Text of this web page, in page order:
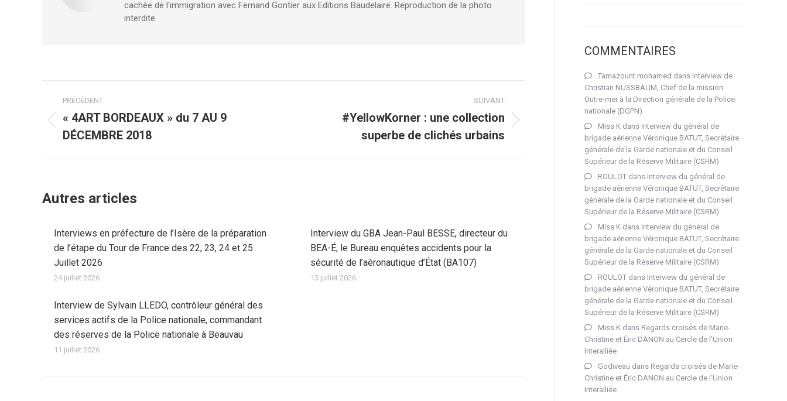
cachée de l'immigration avec Fernand Gontier aux Editions Baudelaire. Reproduction de la photo
interdite.
Navigation
article
PRÉCÉDENT
Article
précédent
« 4ART BORDEAUX » du 7 AU 9
DÉCEMBRE 2018
SUIVANT
#YellowKorner : une collection
superbe de clichés urbains
Autres articles
Interviews en préfecture de l’Isère de la préparation
de l’étape du Tour de France des 22, 23, 24 et 25
Juillet 2026
24 juillet 2026
Interview du GBA Jean-Paul BESSE, directeur du
BEA-É, le Bureau enquêtes accidents pour la
sécurité de l’aéronautique d’État (BA107)
13 juillet 2026
Interview de Sylvain LLEDO, contrôleur général des
services actifs de la Police nationale, commandant
des réserves de la Police nationale à Beauvau
11 juillet 2026
COMMENTAIRES
Tamazount mohamed dans Interview de
Christian NUSSBAUM, Chef de la mission
Outre-mer à la Direction générale de la Police
nationale (DGPN)
Miss K dans Interview du général de
brigade aérienne Véronique BATUT, Secrétaire
générale de la Garde nationale et du Conseil
Supérieur de la Réserve Militaire (CSRM)
ROULOT dans Interview du général de
brigade aérienne Véronique BATUT, Secrétaire
générale de la Garde nationale et du Conseil
Supérieur de la Réserve Militaire (CSRM)
Miss K dans Interview du général de
brigade aérienne Véronique BATUT, Secrétaire
générale de la Garde nationale et du Conseil
Supérieur de la Réserve Militaire (CSRM)
ROULOT dans Interview du général de
brigade aérienne Véronique BATUT, Secrétaire
générale de la Garde nationale et du Conseil
Supérieur de la Réserve Militaire (CSRM)
Miss K dans Regards croisés de Marie-
Christine et Éric DANON au Cercle de l’Union
Interalliée
Godiveau dans Regards croisés de Marie-
Christine et Éric DANON au Cercle de l’Union
Interalliée